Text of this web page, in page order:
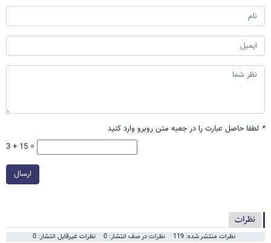
* لطفا حاصل عبارت را در جعبه متن روبرو وارد کنید
3 + 15 =
ارسال
نظرات
نظرات منتشر شده: 119 نظرات در صف انتشار: 0 نظرات غیرقابل انتشار: 0